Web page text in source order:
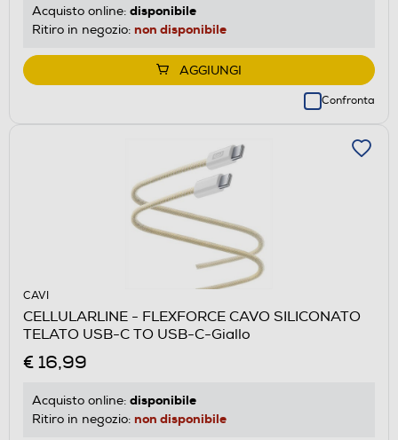
Acquisto online: disponibile
Ritiro in negozio: non disponibile
AGGIUNGI
Confronta
CAVI
CELLULARLINE - FLEXFORCE CAVO SILICONATO
TELATO USB-C TO USB-C-Giallo
€ 16,99
Acquisto online: disponibile
Ritiro in negozio: non disponibile